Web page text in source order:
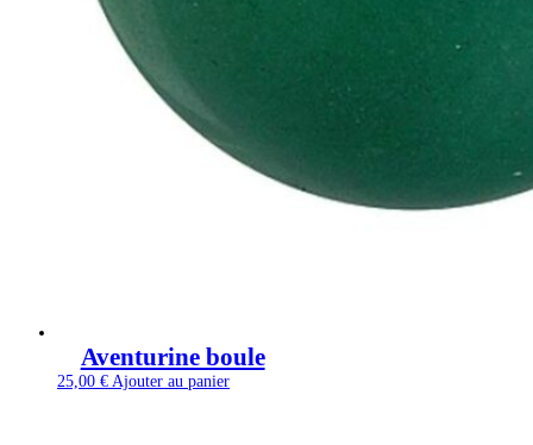
Aventurine boule
25,00 € Ajouter au panier